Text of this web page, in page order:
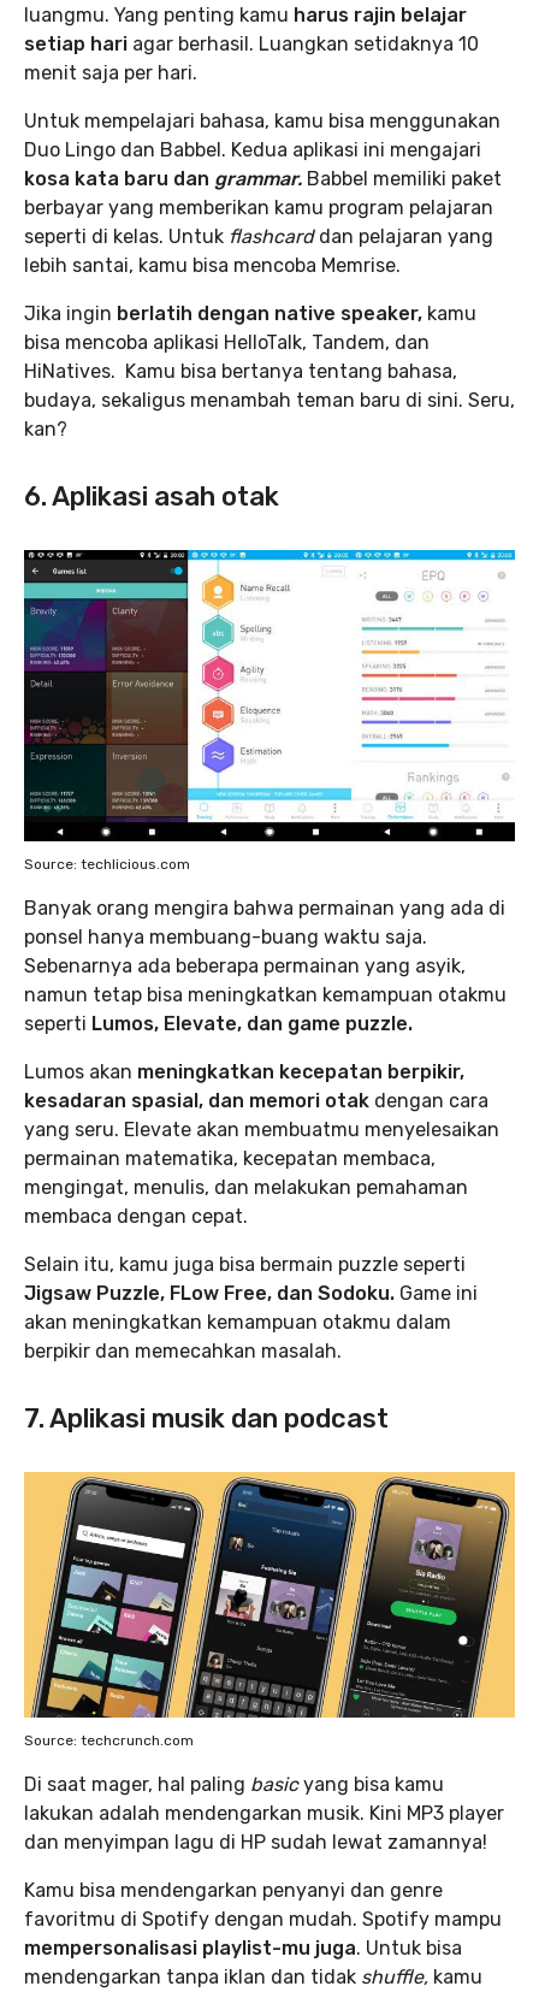
luangmu. Yang penting kamu harus rajin belajar
setiap hari agar berhasil. Luangkan setidaknya 10
menit saja per hari.
Untuk mempelajari bahasa, kamu bisa menggunakan
Duo Lingo dan Babbel. Kedua aplikasi ini mengajari
kosa kata baru dan grammar. Babbel memiliki paket
berbayar yang memberikan kamu program pelajaran
seperti di kelas. Untuk flashcard dan pelajaran yang
lebih santai, kamu bisa mencoba Memrise.
Jika ingin berlatih dengan native speaker, kamu
bisa mencoba aplikasi HelloTalk, Tandem, dan
HiNatives. Kamu bisa bertanya tentang bahasa,
budaya, sekaligus menambah teman baru di sini. Seru,
kan?
6. Aplikasi asah otak
Source: techlicious.com
Banyak orang mengira bahwa permainan yang ada di
ponsel hanya membuang-buang waktu saja.
Sebenarnya ada beberapa permainan yang asyik,
namun tetap bisa meningkatkan kemampuan otakmu
seperti Lumos, Elevate, dan game puzzle.
Lumos akan meningkatkan kecepatan berpikir,
kesadaran spasial, dan memori otak dengan cara
yang seru. Elevate akan membuatmu menyelesaikan
permainan matematika, kecepatan membaca,
mengingat, menulis, dan melakukan pemahaman
membaca dengan cepat.
Selain itu, kamu juga bisa bermain puzzle seperti
Jigsaw Puzzle, FLow Free, dan Sodoku. Game ini
akan meningkatkan kemampuan otakmu dalam
berpikir dan memecahkan masalah.
7. Aplikasi musik dan podcast
Source: techcrunch.com
Di saat mager, hal paling basicyang bisa kamu
lakukan adalah mendengarkan musik. Kini MP3 player
dan menyimpan lagu di HP sudah lewat zamannya!
Kamu bisa mendengarkan penyanyi dan genre
favoritmu di Spotify dengan mudah. Spotify mampu
mempersonalisasi playlist-mu juga. Untuk bisa
mendengarkan tanpa iklan dan tidak shuffle, kamu